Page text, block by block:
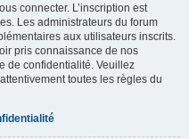
connecter. L’inscription est
Les administrateurs du forum
aux utilisateurs inscrits.
pris connaissance de nos
de confidentialité. Veuillez
toutes les règles du